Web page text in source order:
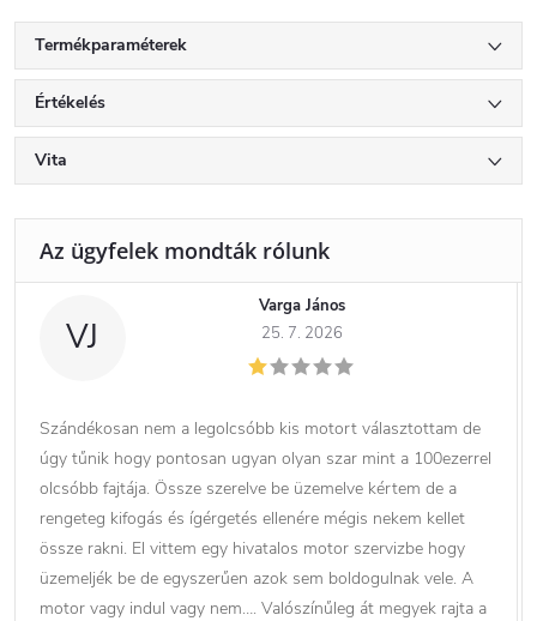
Termékparaméterek
Értékelés
Vita
VJ
Varga János
25. 7. 2026
Szándékosan nem a legolcsóbb kis motort választottam de
úgy tűnik hogy pontosan ugyan olyan szar mint a 100ezerrel
olcsóbb fajtája. Össze szerelve be üzemelve kértem de a
rengeteg kifogás és ígérgetés ellenére mégis nekem kellet
össze rakni. El vittem egy hivatalos motor szervizbe hogy
üzemeljék be de egyszerűen azok sem boldogulnak vele. A
motor vagy indul vagy nem…. Valószínűleg át megyek rajta a